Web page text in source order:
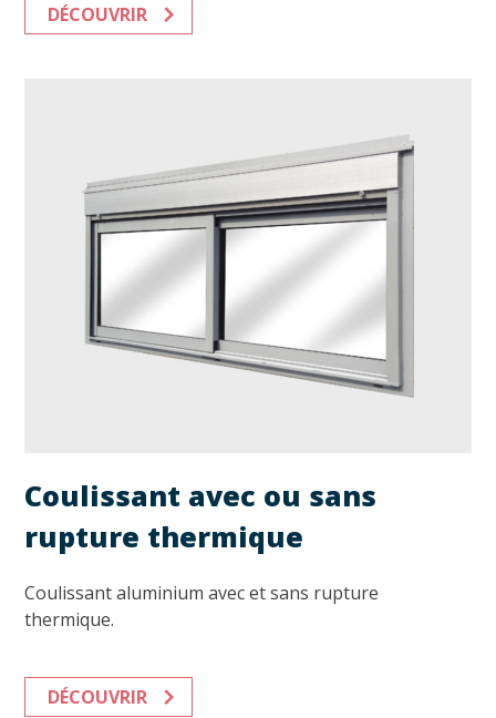
DÉCOUVRIR
Coulissant avec ou sans
rupture thermique
Coulissant aluminium avec et sans rupture
thermique.
DÉCOUVRIR